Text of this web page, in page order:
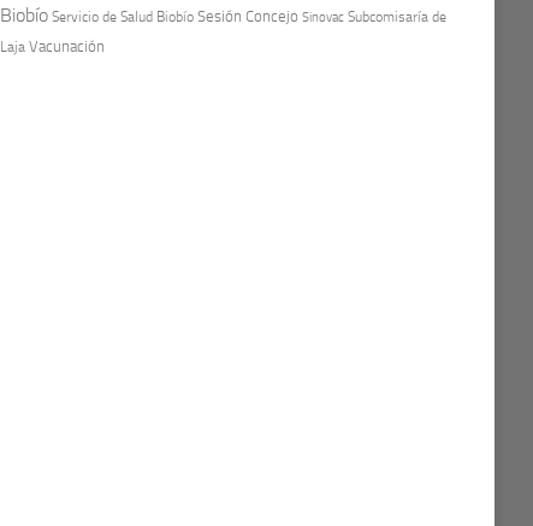
Biobío Servicio de Salud Biobío Sesión Concejo Sinovac Subcomisaría de
Laja Vacunación